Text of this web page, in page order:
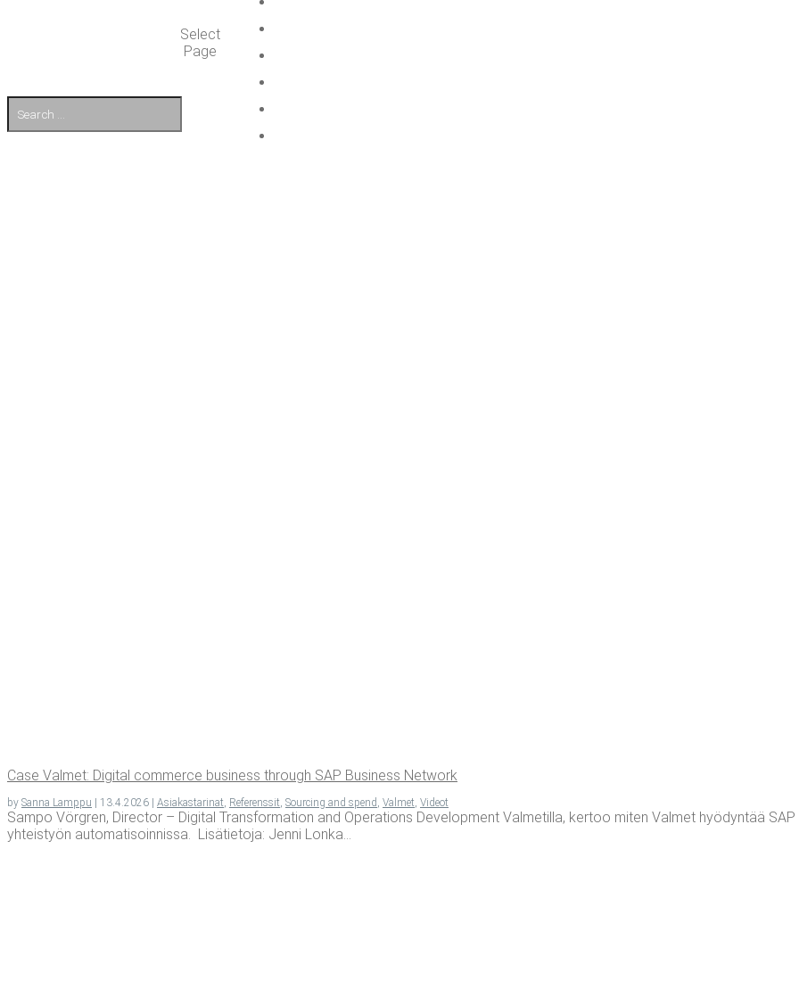
Select
Page
Case Val­met: Digi­tal com­merce busi­ness through SAP Busi­ness Network
by Sanna Lamppu | 13.4.2026 | Asiakastarinat Referenssit Sourcing and spend Valmet Videot
Sam­po Vörgren, Direc­tor – Digi­tal Trans­for­ma­tion and Ope­ra­tions Deve­lop­ment Val­me­til­la, ker­too miten Val­met hyö­dyn­tää
yh­teis­työn automatisoinnissa. Lisätietoja: Jen­ni Lonka...